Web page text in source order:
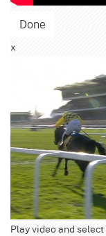
Done
x
Play video and